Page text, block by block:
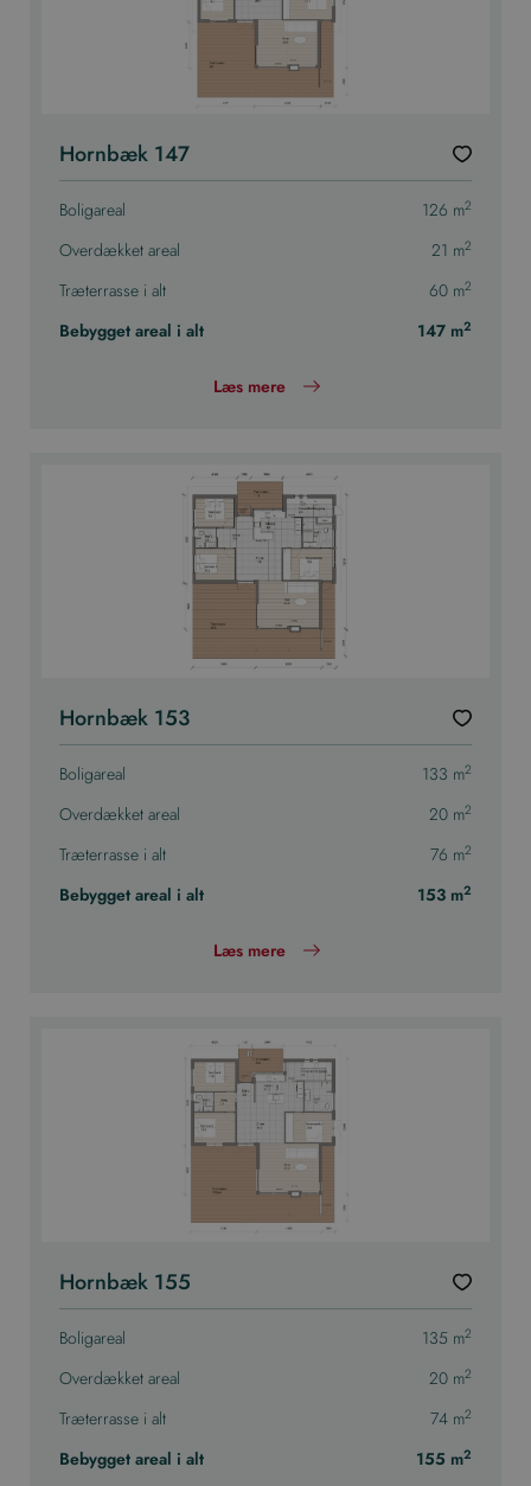
Hornbæk 147
Boligareal 126 m2
Overdækket areal 21 m2
Træterrasse i alt 60 m2
Bebygget areal i alt 147 m2
Læs mere
Hornbæk 153
Boligareal 133 m2
Overdækket areal 20 m2
Træterrasse i alt 76 m2
Bebygget areal i alt 153 m2
Læs mere
Hornbæk 155
Boligareal 135 m2
Overdækket areal 20 m2
Træterrasse i alt 74 m2
Bebygget areal i alt 155 m2